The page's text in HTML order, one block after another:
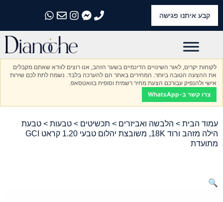
קבע איתנו פגישה
התקשרו אלינו
התקשרו אלינו
התקשרו אלינו
התקשרו אלינו
התקשרו אלינו
לקוחות יקרים, לאור השינויים הדינמיים בשער הזהב, אנו רוצים לוודא שאתם מקבלים
את ההצעה הטובה ביותר. המחירים באתר הם להערכה בלבד. נשמח לתת לכם שירות
אישי ולהנפיק עבורכם הצעת מחיר רשמית וסופית בוואטסאפ.
צרו קשר ב-WhatsApp
עמוד הבית > הלבשה ואביזרים > תכשיטים > טבעות > טבעת
הילה מזהב ורוד 18K, משובצת יהלום טבעי 1.20 קראט GCI
מתועדת
🔍